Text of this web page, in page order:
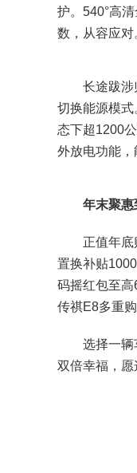
护。540°高
数，从容应对
长途跋涉归
切换能源模
态下超1200
外放电功能，
年末聚惠
正值年底购
置换补贴
码摇红包至
传祺E8多重
选择一辆车
双倍幸福，愿